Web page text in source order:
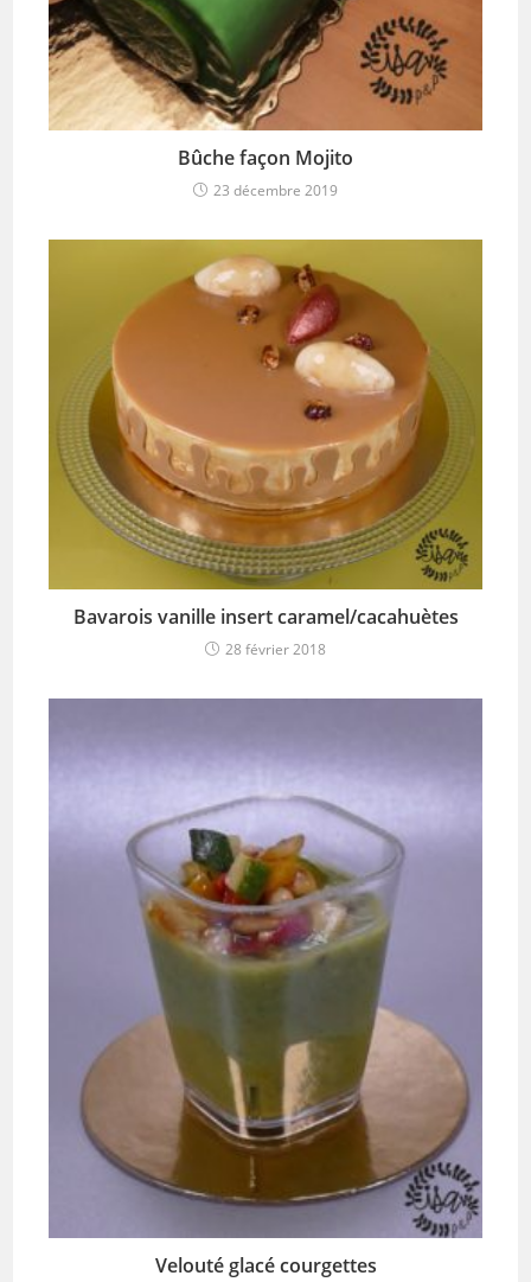
Bûche façon Mojito
23 décembre 2019
Bavarois vanille insert caramel/cacahuètes
28 février 2018
Velouté glacé courgettes